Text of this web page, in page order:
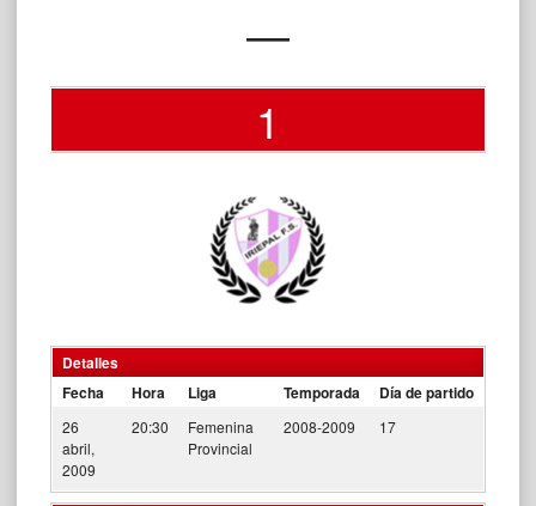
—
1
Detalles
Fecha
Hora Liga Temporada Día de partido
26
abril,
2009
20:30
Femenina
Provincial
2008-2009 17